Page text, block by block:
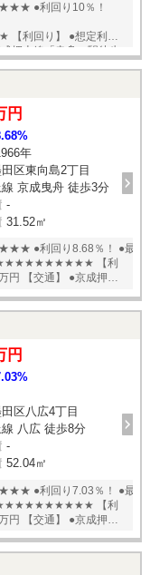
％！
円
年
区東向島2丁目
京成曳舟 徒歩3分
-
31.52㎡
●最
円
区八広4丁目
八広 徒歩8分
-
52.04㎡
●最